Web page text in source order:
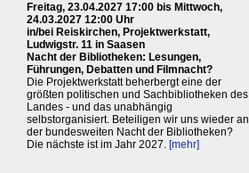
Freitag, 23.04.2027 17:00 bis Mittwoch,
24.03.2027 12:00 Uhr
in/bei Reiskirchen, Projektwerkstatt,
Ludwigstr. 11 in Saasen
Nacht der Bibliotheken: Lesungen,
Führungen, Debatten und Filmnacht?
Die Projektwerkstatt beherbergt eine der
größten politischen und Sachbibliotheken des
Landes - und das unabhängig
selbstorganisiert. Beteiligen wir uns wieder an
der bundesweiten Nacht der Bibliotheken?
Die nächste ist im Jahr 2027. [mehr]